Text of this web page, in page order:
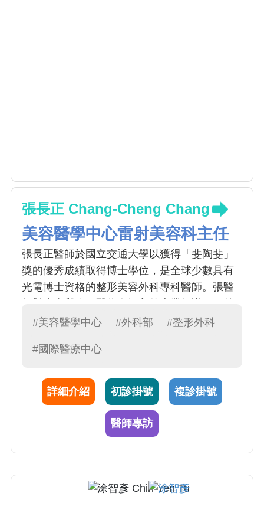
張長正 Chang-Cheng Chang
美容醫學中心雷射美容科主任
張長正醫師於國立交通大學以獲得「斐陶斐」
獎的優秀成績取得博士學位，是全球少數具有
光電博士資格的整形美容外科專科醫師。張醫
是教育部定教授，手術專長為皮膚腫瘤切除與
痕與蟹足腫。 張醫師曾經擔任嘉義長庚醫院及
美容科主任。臨床研究已發表多篇國際論文且
證實其療效，如「微創點陣式植皮白斑手
術」，「肝斑合併光老化治療」，「多層式臉
部拉提注射」，「面部無痕舌癌重建」等...其
他微創手術還包含「靜脈曲張雷射燒灼」，
能」治療等，對糖尿病足等慢性傷口亦發展
#美容醫學中心 #外科部 #整形外科
#國際醫療中心
詳細介紹 初診掛號 複診掛號
醫師專訪